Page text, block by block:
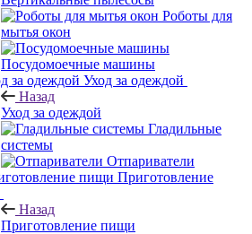
Роботы для
мытья окон
Посудомоечные машины
Уход за одеждой
Назад
Уход за одеждой
Гладильные
системы
Отпариватели
Приготовление
Назад
Приготовление пищи